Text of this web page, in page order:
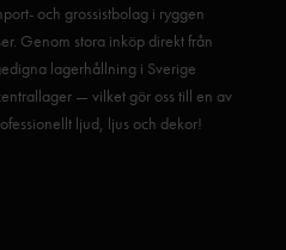
och grossistbolag i ryggen
Genom stora inköp direkt från
lagerhållning i Sverige
— vilket gör oss till en av
ljud, ljus och dekor!